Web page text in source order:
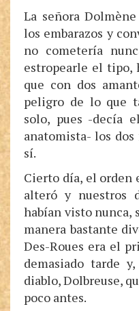
La señora
los embarazos y
no cometería
estropearle el tipo,
que con dos
peligro de lo que
solo, pues -decía
anatomista- los
sí.
Cierto día, el orden
alteró y nuestros
habían visto nunca,
manera bastante
Des-Roues era el
demasiado tarde
diablo, Dolbreuse,
poco antes.